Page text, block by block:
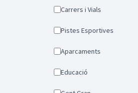
Carrers i Vials
Pistes Esportives
Aparcaments
Educació